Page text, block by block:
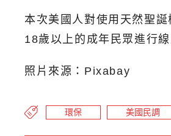
本次美國人對使用天然聖
18歲以上的成年民眾進行
照片來源：Pixabay
環保 美國民調